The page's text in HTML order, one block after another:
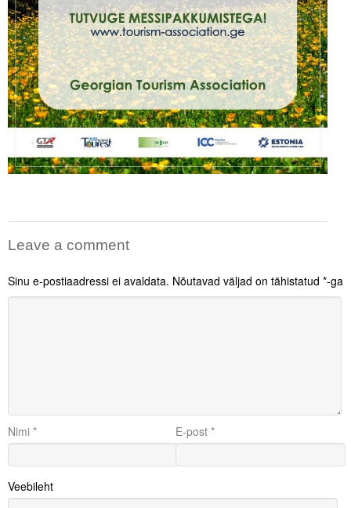
Leave a comment
Sinu e-postiaadressi ei avaldata. Nõutavad väljad on tähistatud *-ga
Nimi * E-post *
Veebileht